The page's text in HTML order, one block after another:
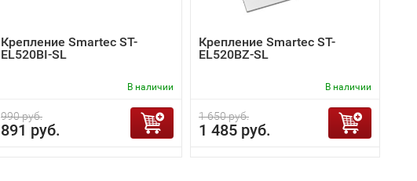
Крепление Smartec ST-
EL520BI-SL
В наличии
990 руб.
891 руб.
Крепление Smartec ST-
EL520BZ-SL
В наличии
1 650 руб.
1 485 руб.